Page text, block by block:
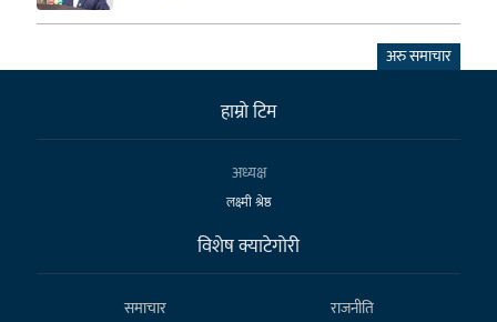
अरु समाचार
हाम्राे टिम
अध्यक्ष
लक्ष्मी श्रेष्ठ
विशेष क्याटेगाेरी
समाचार
राजनीति